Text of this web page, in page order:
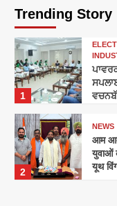
Trending Story
1
2
NEWS
आम
युवाओं
यूथ